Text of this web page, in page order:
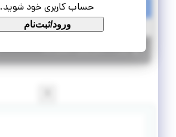
حساب کاربری خود شوید.
ورود/ثبت‌نام
تمام وقت استخدام
تهران |۷ سال پیش | منقضی شده